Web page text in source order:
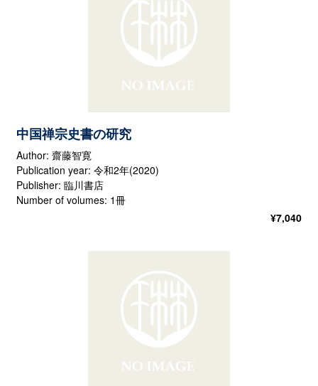
中国禅宗史書の研究
Author: 齋藤智寛
Publication year: 令和2年(2020)
Publisher: 臨川書店
Number of volumes: 1冊
¥7,040